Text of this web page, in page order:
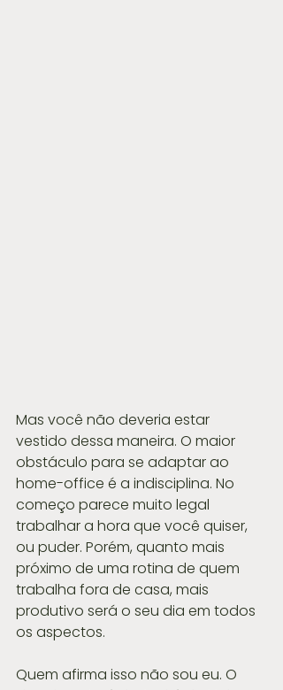
Mas você não deveria estar
vestido dessa maneira. O maior
obstáculo para se adaptar ao
home-office é a indisciplina. No
começo parece muito legal
trabalhar a hora que você quiser,
ou puder. Porém, quanto mais
próximo de uma rotina de quem
trabalha fora de casa, mais
produtivo será o seu dia em todos
os aspectos.
Quem afirma isso não sou eu. O